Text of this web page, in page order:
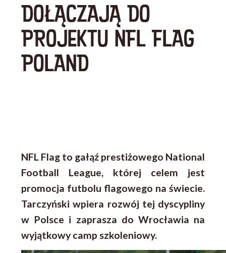
DOŁĄCZAJĄ DO
PROJEKTU NFL FLAG
POLAND
NFL Flag to gałąź prestiżowego National
Football League, której celem jest
promocja futbolu flagowego na świecie.
Tarczyński wpiera rozwój tej dyscypliny
w Polsce i zaprasza do Wrocławia na
wyjątkowy camp szkoleniowy.